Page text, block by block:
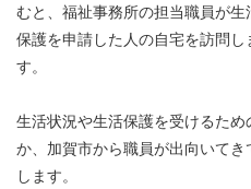
むと、福祉事務所の担当職員が生
保護を申請した人の自宅を訪問し
す。
生活状況や生活保護を受けるた
か、加賀市から職員が出向いて
します。